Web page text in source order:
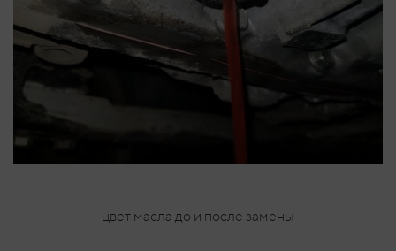
цвет масла до и после замены